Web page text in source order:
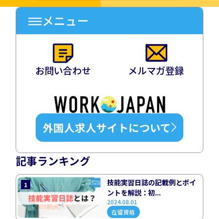
メニュー
お問い合わせ メルマガ登録
外国人求人サイトについて
記事ランキング
1
技能実習日誌の記載例とポイ
ントを解説：初...
2024.08.01
在留資格